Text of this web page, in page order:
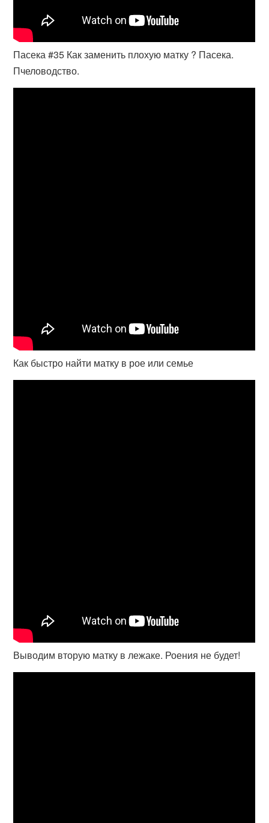
Пасека #35 Как заменить плохую матку ? Пасека.
Пчеловодство.
Как быстро найти матку в рое или семье
Выводим вторую матку в лежаке. Роения не будет!